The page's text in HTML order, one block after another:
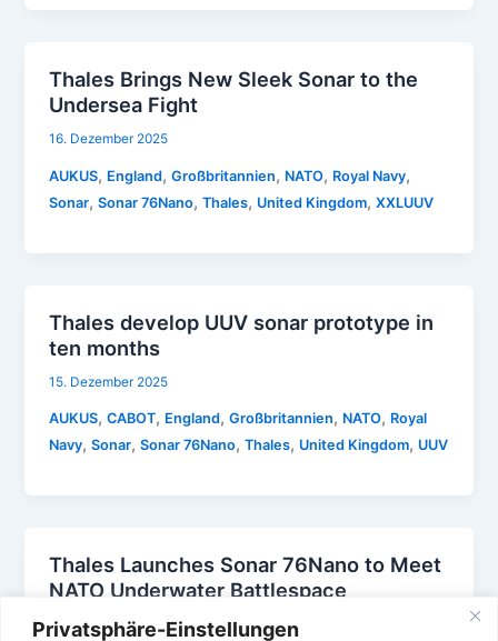
Privatsphäre-Einstellungen
Thales Brings New Sleek Sonar to the
Undersea Fight
16. Dezember 2025
AUKUS, England,Großbritannien, NATO, Royal Navy,
Sonar,Sonar 76Nano,Thales, United Kingdom,XXLUUV
Thales develop UUV sonar prototype in
ten months
15. Dezember 2025
AUKUS,CABOT, England,Großbritannien, NATO, Royal
Navy,Sonar,Sonar 76Nano,Thales, United Kingdom, UUV
Thales Launches Sonar 76Nano to Meet
NATO Underwater Battlespace
Requirements